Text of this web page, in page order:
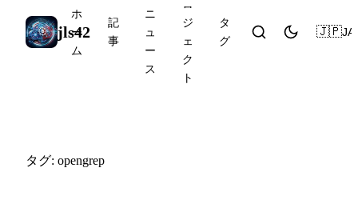
jls42
ホ
ー
ム
記
事
ニ
ュ
ー
ス
ロ
ジ
ェ
ク
ト
タ
グ
🇯🇵JA
タグ: opengrep